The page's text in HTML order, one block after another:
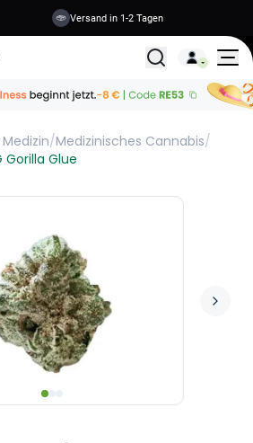
Versand in 1-2 Tagen
Alle
/Medizinisches Cannabis/
Gorilla Glue